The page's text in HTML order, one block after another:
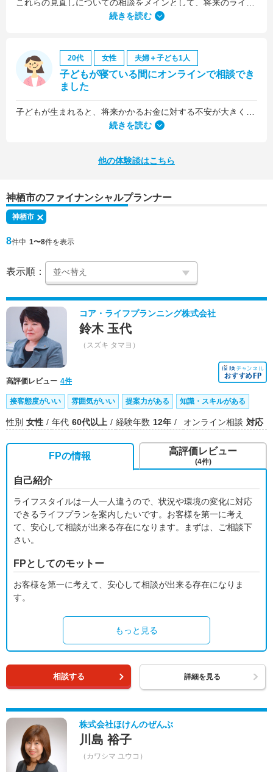
続きを読む
20代 女性 夫婦＋子ども1人
子どもが寝ている間にオンラインで相談でき
ました
何より、とても親身になって対応してくださって大満足。うちと同じように子どもの将来のお金のことで悩んでいる友人にも教えました。
続きを読む
他の体験談はこちら
神栖市のファイナンシャルプランナー
神栖市
8件中 1〜8件を表示
表示順：
コア・ライフプランニング株式会社
鈴木 玉代
（スズキ タマヨ）
高評価レビュー 4件
接客態度がいい 雰囲気がいい 提案力がある 知識・スキルがある
性別 女性 年代 60代以上 経験年数 12年 オンライン相談 対応
FPの情報
自己紹介
ライフスタイルは一人一人違うので、状況や環境の変化に対応
できるライフプランを案内したいです。お客様を第一に考え
て、安心して相談が出来る存在になります。まずは、ご相談下
さい。
FPとしてのモットー
お客様を第一に考えて、安心して相談が出来る存在になりま
す。
もっと見る
高評価レビュー
(4件)
相談する 詳細を見る
株式会社ほけんのぜんぶ
川島 裕子
（カワシマ ユウコ）